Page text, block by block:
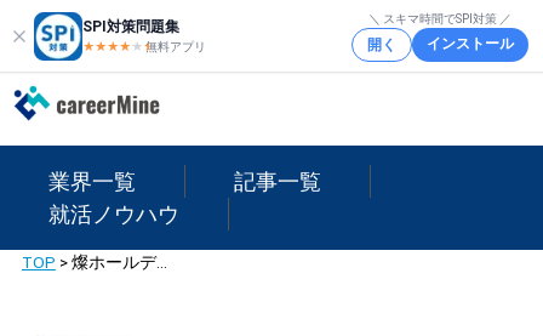
SPI対策問題集
★★★★ ★★
無料アプリ
＼ スキマ時間でSPI対策 ／
開く インストール
業界一覧
記事一覧
就活ノウハウ
TOP > 燦ホールディングス